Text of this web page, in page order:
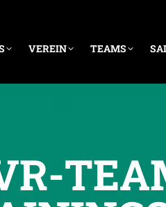
VEREIN TEAMS